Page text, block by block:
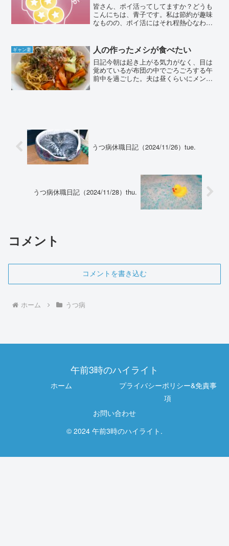
皆さん、ポイ活ってしてますか？どうも
こんにちは、青子です。私は節約が趣味
なものの、ポイ活にはそれ程熱心なわけ
ちょこちょこやっているような感じで
す。ポイ活の為に要らないも...
ギャン妻 人の作ったメシが食べたい
日記今朝は起き上がる気力がなく、目は
覚めているが布団の中でごろごろする午
前中を過ごした。夫は昼くらいにメンタ
うつ病休職日記（2024/11/26）tue.
うつ病休職日記（2024/11/28）thu.
コメント
コメントを書き込む
ホーム うつ病
午前3時のハイライト
ホーム
プライバシーポリシー&免責事
項
お問い合わせ
© 2024 午前3時のハイライト.